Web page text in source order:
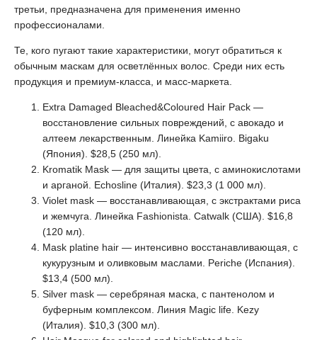
третьи, предназначена для применения именно
профессионалами.
Те, кого пугают такие характеристики, могут обратиться к
обычным маскам для осветлённых волос. Среди них есть
продукция и премиум-класса, и масс-маркета.
Extra Damaged Bleached&Coloured Hair Pack —
восстановление сильных повреждений, с авокадо и
алтеем лекарственным. Линейка Kamiiro. Bigaku
(Япония). $28,5 (250 мл).
Kromatik Mask — для защиты цвета, с аминокислотами
и арганой. Echosline (Италия). $23,3 (1 000 мл).
Violet mask — восстанавливающая, с экстрактами риса
и жемчуга. Линейка Fashionista. Catwalk (США). $16,8
(120 мл).
Mask platine hair — интенсивно восстанавливающая, с
кукурузным и оливковым маслами. Periche (Испания).
$13,4 (500 мл).
Silver mask — серебряная маска, с пантенолом и
буферным комплексом. Линия Magic life. Kezy
(Италия). $10,3 (300 мл).